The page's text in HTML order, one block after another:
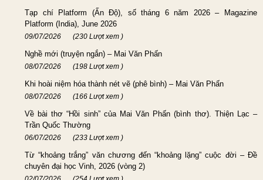
Tạp chí Platform (Ấn Độ), số tháng 6 năm 2026 – Magazine
Platform (India), June 2026
09/07/2026 (230 Lượt xem )
Nghề mới (truyện ngắn) – Mai Văn Phấn
08/07/2026 (198 Lượt xem )
Khi hoài niệm hóa thành nét vẽ (phê bình) – Mai Văn Phấn
08/07/2026 (166 Lượt xem )
Về bài thơ “Hồi sinh” của Mai Văn Phấn (bình thơ). Thiện Lạc –
Trần Quốc Thường
06/07/2026 (233 Lượt xem )
Từ “khoảng trắng” văn chương đến “khoảng lặng” cuộc đời – Đề
chuyên đại học Vinh, 2026 (vòng 2)